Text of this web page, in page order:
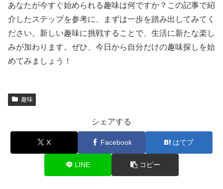
あなたが今すぐ始められる趣味は何ですか？この記事で紹
介したステップを参考に、まずは一歩を踏み出してみてく
ださい。新しい趣味に挑戦することで、生活に新たな楽し
みが加わります。ぜひ、今日から自分だけの趣味探しを始
めてみましょう！
趣味
シェアする
X Facebook はてブ
LINE コピー